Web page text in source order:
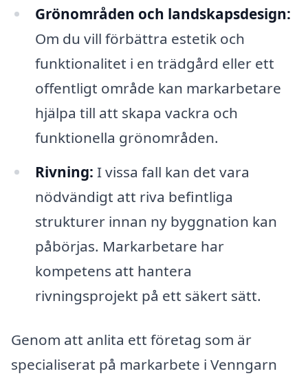
Grönområden och landskapsdesign:
Om du vill förbättra estetik och
funktionalitet i en trädgård eller ett
offentligt område kan markarbetare
hjälpa till att skapa vackra och
funktionella grönområden.
Rivning: I vissa fall kan det vara
nödvändigt att riva befintliga
strukturer innan ny byggnation kan
påbörjas. Markarbetare har
kompetens att hantera
rivningsprojekt på ett säkert sätt.
Genom att anlita ett företag som är
specialiserat på markarbete i Venngarn